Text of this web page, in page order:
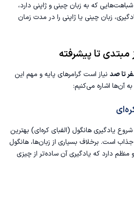
که به زبان چینی و ژاپنی دارد،
زبان چینی یا ژاپنی را در مدت زمان
مبتدی تا پیشرفته
تا صد نیاز است گرامرهای پایه و مهم این
به آن‌ها اشاره می‌کنیم:
شروع یادگیری هانگول (الفبای کره‌ای) بهترین
است. برخلاف بسیاری از زبان‌ها، هانگول
دارد که یادگیری آن ساده‌تر از چیزی